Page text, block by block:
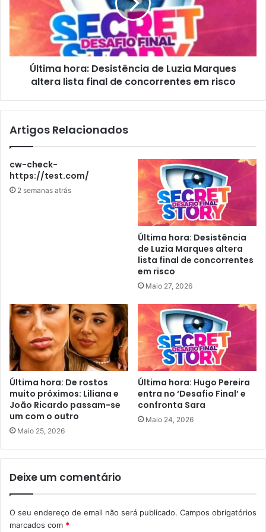
Última hora: Desistência de Luzia Marques
altera lista final de concorrentes em risco
Artigos Relacionados
cw-check-
https://test.com/
2 semanas atrás
Última hora: Desistência
de Luzia Marques altera
lista final de concorrentes
em risco
Maio 27, 2026
Última hora: De rostos
muito próximos: Liliana e
João Ricardo passam-se
um com o outro
Maio 25, 2026
Última hora: Hugo Pereira
entra no ‘Desafio Final’ e
confronta Sara
Maio 24, 2026
Deixe um comentário
O seu endereço de email não será publicado. Campos obrigatórios
marcados com *